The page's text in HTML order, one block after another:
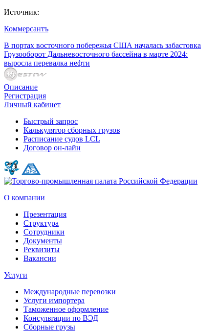
Источник:
Коммерсантъ
В портах восточного побережья США началась забастовка
Грузооборот Дальневосточного бассейна в марте 2024:
выросла перевалка нефти
Описание
Регистрация
Личный кабинет
Быстрый запрос
Калькулятор сборных грузов
Расписание судов LCL
Договор он-лайн
О компании
Презентация
Структура
Сотрудники
Документы
Реквизиты
Вакансии
Услуги
Международные перевозки
Услуги импортера
Таможенное оформление
Консультации по ВЭД
Сборные грузы